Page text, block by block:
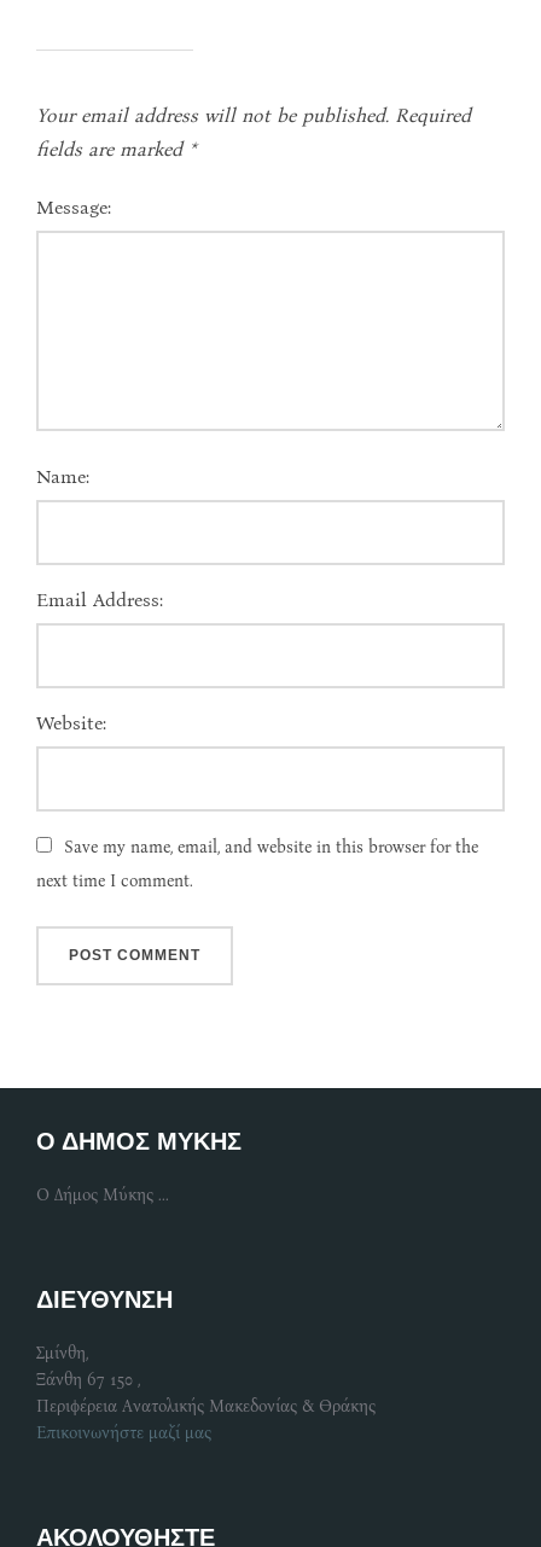
Your email address will not be published. Required
fields are marked *
Message:
Name:
Email Address:
Website:
Save my name, email, and website in this browser for the
next time I comment.
Ο ΔΗΜΟΣ ΜΥΚΗΣ
Ο Δήμος Μύκης ...
ΔΙΕΥΘΥΝΣΗ
Σμίνθη,
Ξάνθη 67 150 ,
Περιφέρεια Ανατολικής Μακεδονίας & Θράκης
Επικοινωνήστε μαζί μας
ΑΚΟΛΟΥΘΗΣΤΕ